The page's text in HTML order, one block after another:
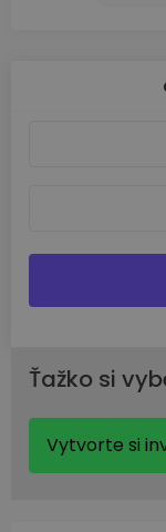
Ťažko si
Vytvorte si